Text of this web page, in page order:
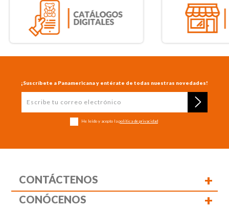
¡Suscríbete a Panamericana y entérate de todas nuestras novedades!
He leído y acepto la política de privacidad
CONTÁCTENOS +
CONÓCENOS +